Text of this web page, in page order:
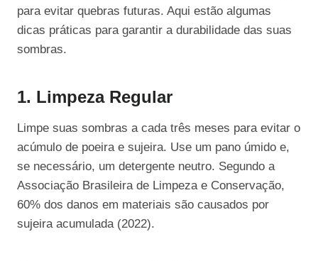
para evitar quebras futuras. Aqui estão algumas
dicas práticas para garantir a durabilidade das suas
sombras.
1. Limpeza Regular
Limpe suas sombras a cada três meses para evitar o
acúmulo de poeira e sujeira. Use um pano úmido e,
se necessário, um detergente neutro. Segundo a
Associação Brasileira de Limpeza e Conservação,
60% dos danos em materiais são causados por
sujeira acumulada (2022).